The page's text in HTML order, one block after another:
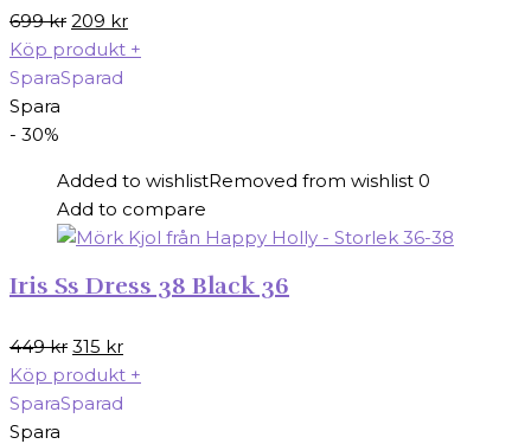
699kr Det
ursprungliga
priset
209 krDet
nuvarande
Köp produkt +
SparaSparad
Spara
- 30%
Added to wishlistRemoved from wishlist 0
Add to compare
Iris Ss Dress 38 Black 36
449kr Det
ursprungliga
priset
315 krDet
nuvarande
Köp produkt +
SparaSparad
Spara